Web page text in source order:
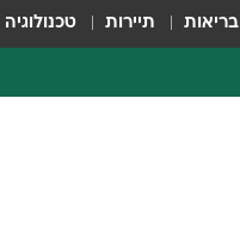
בריאות תיירות טכנולוגיה